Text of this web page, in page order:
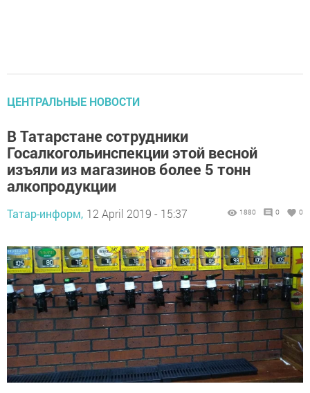
ЦЕНТРАЛЬНЫЕ НОВОСТИ
В Татарстане сотрудники
Госалкогольинспекции этой весной
изъяли из магазинов более 5 тонн
алкопродукции
Татар-информ, 12 April 2019 - 15:37 1880 0 0